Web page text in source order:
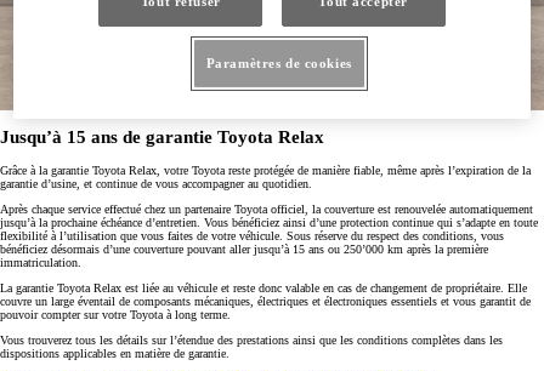
Jusqu’à 15 ans de garantie Toyota Relax
Grâce à la garantie Toyota Relax, votre Toyota reste protégée de manière fiable, même après l’expiration de la
garantie d’usine, et continue de vous accompagner au quotidien.
Après chaque service effectué chez un partenaire Toyota officiel, la couverture est renouvelée automatiquement
jusqu’à la prochaine échéance d’entretien. Vous bénéficiez ainsi d’une protection continue qui s’adapte en toute
flexibilité à l’utilisation que vous faites de votre véhicule. Sous réserve du respect des conditions, vous
bénéficiez désormais d’une couverture pouvant aller jusqu’à 15 ans ou 250’000 km après la première
immatriculation.
La garantie Toyota Relax est liée au véhicule et reste donc valable en cas de changement de propriétaire. Elle
couvre un large éventail de composants mécaniques, électriques et électroniques essentiels et vous garantit de
pouvoir compter sur votre Toyota à long terme.
Vous trouverez tous les détails sur l’étendue des prestations ainsi que les conditions complètes dans les
dispositions applicables en matière de garantie.
Paramètres de cookies